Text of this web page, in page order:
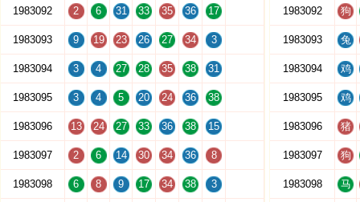
1983092 2 6 31 33 35 36 17
1983093 9 19 23 26 27 34 3
1983094 3 4 27 28 35 38 31
1983095 3 4 5 20 24 36 38
1983096 13 24 27 33 36 38 15
1983097 2 6 14 30 34 36 8
1983098 6 8 9 17 34 38 3
1983092 狗
1983093 兔
1983094 鸡
1983095 鸡
1983096 猪
1983097 狗
1983098 马